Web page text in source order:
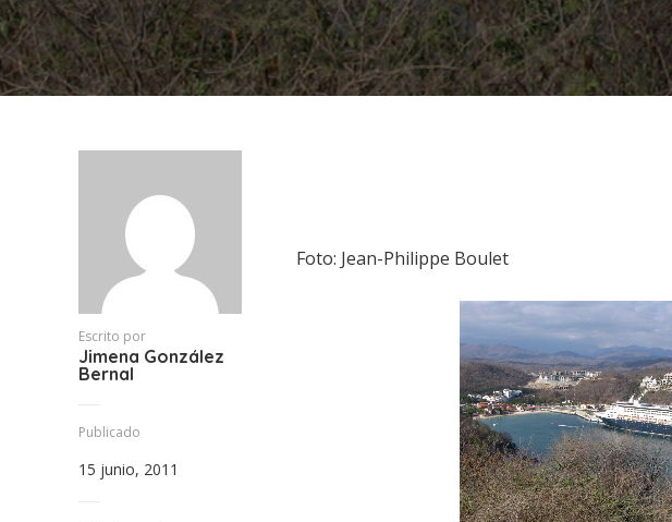
Escrito por
Jimena González
Bernal
Publicado
15 junio, 2011
Foto: Jean-Philippe Boulet